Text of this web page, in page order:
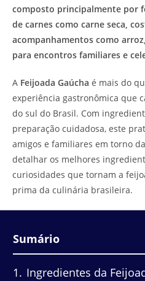
composto principalmente por
de carnes como carne seca,
acompanhamentos como
para encontros familiares e
A Feijoada Gaúcha é mais do
experiência gastronômica que
do sul do Brasil. Com
preparação cuidadosa, este
amigos e familiares em torno
detalhar os melhores
curiosidades que tornam a
prima da culinária brasileira.
Sumário
1
Ingredientes da